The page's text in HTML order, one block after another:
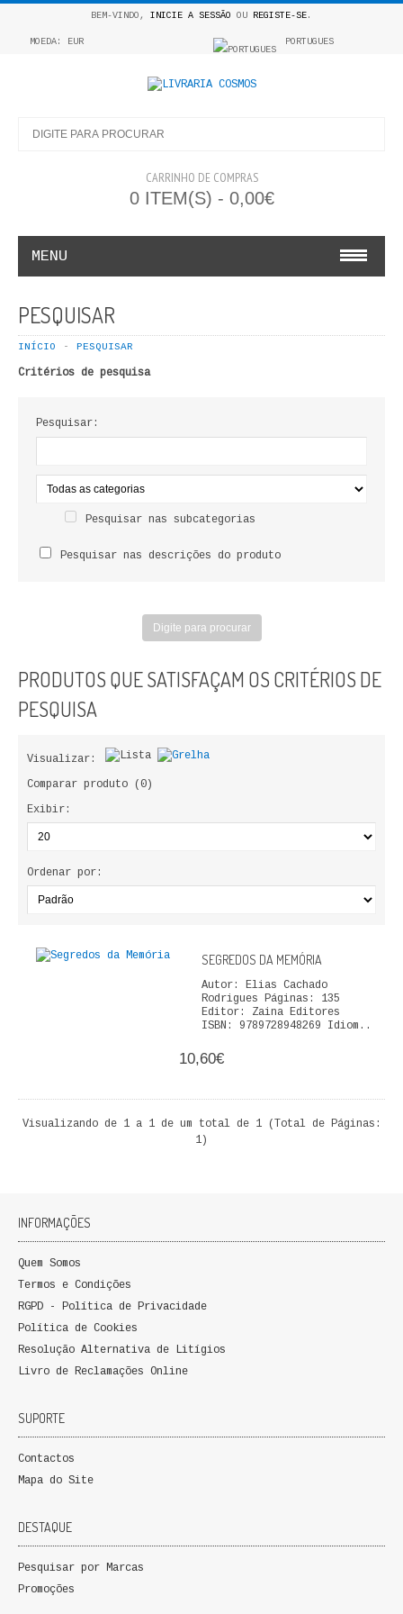
BEM-VINDO, INICIE A SESSÃO OU REGISTE-SE.
MOEDA: EUR PORTUGUES
CARRINHO DE COMPRAS
0 ITEM(S) - 0,00€
MENU
COSMOS INFANTIL
COLEÇÃO APRENDE A COLORIR
LIVROS DE PINTAR
ANTROPOLOGIA E SOCIOLOGIA
DIREITO
COSMOS DIREITO
ECONOMIA, GESTÃO, CONTABILIDADE
ANÁLISE DA ACÇÃO EDUCATIVA
COLEÇÃO PONTO DE INTERROGAÇÃO
COLEÇÃO PONTO E VÍRGULA
HISTÓRIA DE PORTUGAL
FICÇÃO E ROMANCE
LABIRINTOS DE EROS
NOVA BIBLIOTECA COSMOS
POESIA E TEATRO
OUTROS TEMAS
PESQUISAR
INÍCIO PESQUISAR
Critérios de pesquisa
Pesquisar:
Pesquisar nas subcategorias
Pesquisar nas descrições do produto
PRODUTOS QUE SATISFAÇAM OS CRITÉRIOS DE
PESQUISA
Visualizar:
Comparar produto (0)
Exibir:
Ordenar por:
SEGREDOS DA MEMÓRIA
Autor: Elias Cachado
Rodrigues Páginas: 135
Editor: Zaina Editores
ISBN: 9789728948269 Idiom..
10,60€
Visualizando de 1 a 1 de um total de 1 (Total de Páginas:
1)
INFORMAÇÕES
Quem Somos
Termos e Condições
RGPD - Política de Privacidade
Política de Cookies
Resolução Alternativa de Litígios
Livro de Reclamações Online
SUPORTE
Contactos
Mapa do Site
DESTAQUE
Pesquisar por Marcas
Promoções